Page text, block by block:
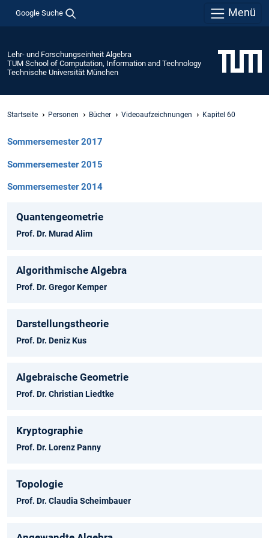
Google Suche Menü
Lehr- und Forschungseinheit Algebra
TUM School of Computation, Information and Technology
Technische Universität München
Startseite Personen Bücher Videoaufzeichnungen Kapitel 60
Sommersemester 2017
Sommersemester 2015
Sommersemester 2014
Quantengeometrie
Prof. Dr. Murad Alim
Algorithmische Algebra
Prof. Dr. Gregor Kemper
Darstellungstheorie
Prof. Dr. Deniz Kus
Algebraische Geometrie
Prof. Dr. Christian Liedtke
Kryptographie
Prof. Dr. Lorenz Panny
Topologie
Prof. Dr. Claudia Scheimbauer